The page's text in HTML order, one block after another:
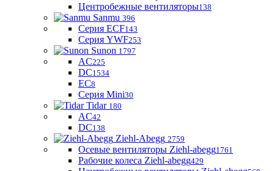
Центробежные вентиляторы138
Sanmu 396
Серия ECF143
Серия YWF253
Sunon 1797
AC225
DC1534
EC8
Серия Mini30
Tidar 180
AC42
DC138
Ziehl-Abegg 2759
Осевые вентиляторы Ziehl-abegg1761
Рабочие колеса Ziehl-abegg429